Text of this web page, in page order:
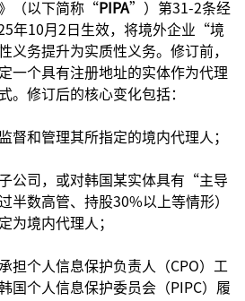
（以下简称“PIPA”）第31-2条经
年10月2日生效，将境外企业“境
义务提升为实质性义务。修订前，
一个具有注册地址的实体作为代理
。修订后的核心变化包括：
督和管理其所指定的境内代理人；
公司，或对韩国某实体具有“主导
半数高管、持股30%以上等情形）
为境内代理人；
担个人信息保护负责人（CPO）工
国个人信息保护委员会（PIPC）履